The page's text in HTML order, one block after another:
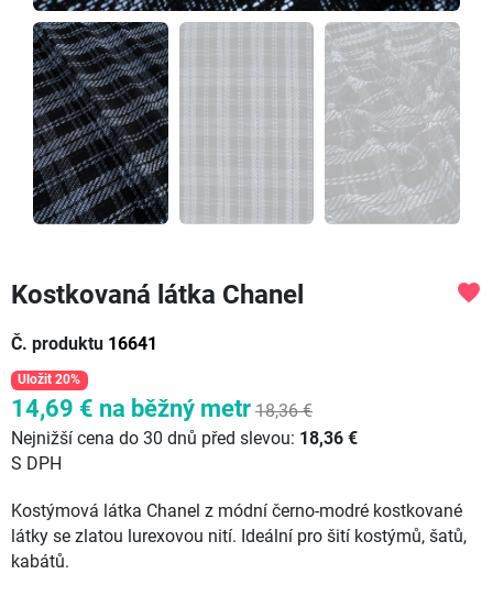
Kostkovaná látka Chanel
Č. produktu 16641
favorite
Uložit 20%
14,69 € na běžný metr 18,36 €
Nejnižší cena do 30 dnů před slevou: 18,36 €
S DPH
Kostýmová látka Chanel z módní černo-modré kostkované
látky se zlatou lurexovou nití. Ideální pro šití kostýmů, šatů,
kabátů.